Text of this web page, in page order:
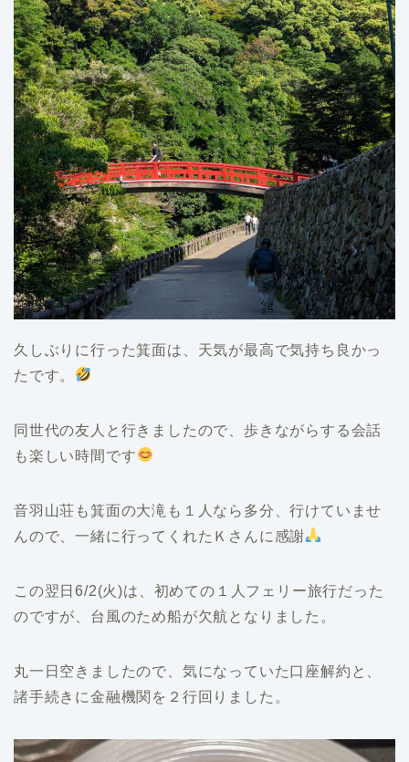
久しぶりに行った箕面は、天気が最高で気持ち良かっ
たです。
同世代の友人と行きましたので、歩きながらする会話
も楽しい時間です
音羽山荘も箕面の大滝も１人なら多分、行けていませ
んので、一緒に行ってくれたＫさんに感謝
この翌日6/2(火)は、初めての１人フェリー旅行だった
のですが、台風のため船が欠航となりました。
丸一日空きましたので、気になっていた口座解約と、
諸手続きに金融機関を２行回りました。